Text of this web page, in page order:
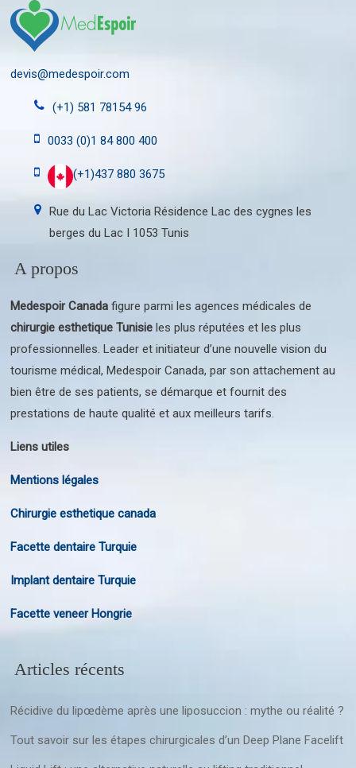
devis@medespoir.com
(+1) 581 78154 96
0033 (0)1 84 800 400
(+1)437 880 3675
Rue du Lac Victoria Résidence Lac des cygnes les
berges du Lac I 1053 Tunis
A propos
Medespoir Canada figure parmi les agences médicales de
chirurgie esthetique Tunisie les plus réputées et les plus
professionnelles. Leader et initiateur d’une nouvelle vision du
tourisme médical, Medespoir Canada, par son attachement au
bien être de ses patients, se démarque et fournit des
prestations de haute qualité et aux meilleurs tarifs.
Liens utiles
Mentions légales
Chirurgie esthetique canada
Facette dentaire Turquie
Implant dentaire Turquie
Facette veneer Hongrie
Articles récents
Récidive du lipœdème après une liposuccion : mythe ou réalité ?
Tout savoir sur les étapes chirurgicales d’un Deep Plane Facelift